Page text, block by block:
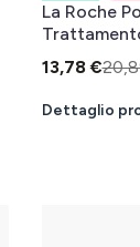
La Roche
13,78 €
Dettaglio